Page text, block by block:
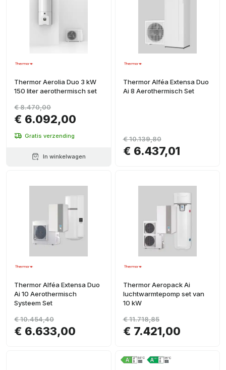
Thermor Aerolia Duo 3 kW
150 liter aerothermisch set
€ 6.092,00
€ 8.470,00
Gratis verzending
In winkelwagen
Thermor Alféa Extensa Duo
Ai 8 Aerothermisch Set
€ 6.437,01
€ 10.139,80
Thermor Alféa Extensa Duo
Ai 10 Aerothermisch
Systeem Set
€ 6.633,00
€ 10.454,40
Thermor Aeropack Ai
luchtwarmtepomp set van
10 kW
€ 7.421,00
€ 11.718,85